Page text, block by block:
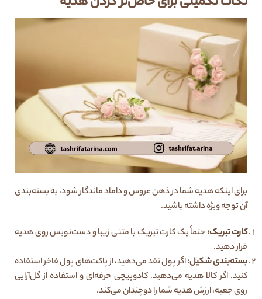
برای اینکه هدیه شما در ذهن عروس و داماد ماندگار شود، به بسته‌بندی
آن توجه ویژه داشته باشید.
کارت تبریک: حتماً یک کارت تبریک با متنی زیبا و دست‌نویس روی هدیه
قرار دهید.
بسته‌بندی شکیل:اگر پول نقد می‌دهید، از پاکت‌های پول فاخر استفاده
کنید. اگر کالا هدیه می‌دهید، کادوپیچی حرفه‌ای و استفاده از گل‌آرایی
روی جعبه، ارزش هدیه شما را دوچندان می‌کند.